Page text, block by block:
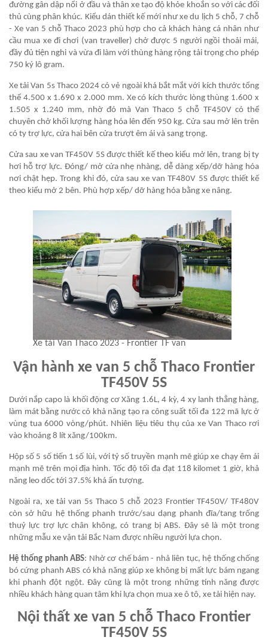
đường gân dập nổi ở đầu và thân xe tạo độ khỏe khoắn so với các đối
thủ cùng phân khúc. Kiểu dán thiết kế mới như xe du lịch 5 chỗ, 7 chỗ
- Xe van 5 chỗ Thaco 2023 phù hợp cho cả khách hàng cá nhân như
cầu mua xe đi chơi (van traveller) chở được 5 người ngồi thoải mái,
đầy đủ tiện nghi và vừa đi làm với thùng hàng rộng tải trọng cho phép
750 ký lô gram.
Xe tải Van 5s Thaco 2024 có vẻ ngoài khá bắt mắt với kích thước tổng
thể 4.500 x 1.690 x 2.000 mm. Xe có kích thước lòng thùng 1.600 x
1.505 x 1.240 mm, nhờ đó mà Van Thaco 5 chỗ TF450V có thể
chuyên chở khối lượng hàng hóa lên đến 950 kg. Cửa sau mở lên trên
có ty trợ lực, cửa hai bên cửa trượt êm ái và sang trọng.
Cửa sau xe van TF450V 5Sđược thiết kế theo kiểu mở lên, trang bị ty
hơi hỗ trợ lực. Đóng/ mở cửa nhẹ nhàng, dễ dàng xếp/dỡ hàng hóa
nơi chật hẹp. Trong khi đó, cửa sauxe van TF480V 5Sđược thiết kế
theo kiểu mở 2 bên. Phù hợp xếp/ dỡ hàng hóa bằng xe nâng.
Xe tải Van Thaco 2023 - Frontier TF van
Vận hành xe van 5 chỗ Thaco Frontier
TF450V 5S
Dưới nắp capo là khối động cơ Xăng 1.6L, 4 kỳ, 4 xy lanh thẳng hàng,
làm mát bằng nước có khả năng tạo ra công suất tối đa 122 mã lực ở
vùng tua 6000 vòng/phút. Nhiên liệu tiêu thụ của xe Van Thaco rơi
vào khoảng 8 lít xăng/100km.
Hộp số 5 số tiến 1 số lùi, với tỷ số truyền mạnh mẽ giúp xe chạy êm ái
mạnh mẽ trên mọi địa hình. Tốc độ tối đa đạt 118 kilomet 1 giờ, khả
năng leo dốc tới 37.5% khá ấn tượng.
Ngoài ra, xe tải van 5s Thaco 5 chỗ 2023 Frontier TF450V/ TF480V
còn sở hữu hệ thống phanh trước/sau dạng phanh đĩa/tang trống
thuỷ lực trợ lực chân không, có trang bị ABS. Đây sẽ là một trong
những mẫu xe vận tải Bắc Nam được nhiều người lựa chọn.
Hệ thống phanh ABS: Nhờ cơ chế bám - nhả liên tục, hệ thống chống
bó cứng phanh ABS có khả năng giúp xe không bị mất lực bám ngang
khi phanh đột ngột. Đây cũng là một trong những tính năng được
nhiều khách hàng quan tâm khi lựa chọn mua xe ô tô, xe tải hiện nay.
Nội thất xe van 5 chỗ Thaco Frontier
TF450V 5S